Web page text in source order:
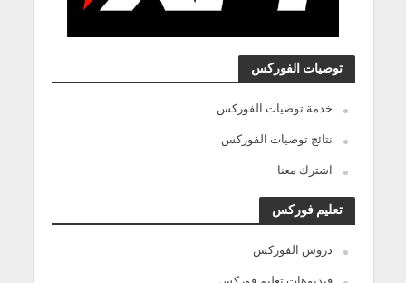
توصيات الفوركس
خدمة توصيات الفوركس
نتائج توصيات الفوركس
اشترك معنا
تعليم فوركس
دروس الفوركس